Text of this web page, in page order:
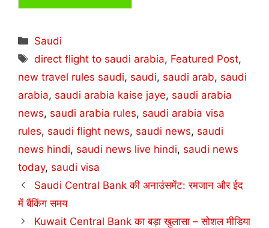
Categories
Saudi
Tags
direct flight to saudi arabia, Featured Post,
new travel rules saudi, saudi, saudi arab, saudi
arabia, saudi arabia kaise jaye, saudi arabia
news, saudi arabia rules, saudi arabia visa
rules, saudi flight news, saudi news, saudi
news hindi, saudi news live hindi, saudi news
today, saudi visa
Saudi Central Bank की अनाउंसमेंट: रमजान और ईद
में बैंकिंग समय
Kuwait Central Bank का बड़ा खुलासा – सोशल मीडिया